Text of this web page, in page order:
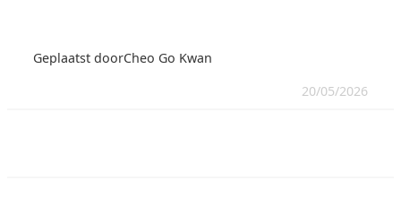
Geplaatst doorCheo Go Kwan
20/05/2026